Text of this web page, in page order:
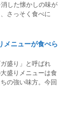
した懐かしの味が
さっそく食べに
メニューが食べら
盛り」と呼ばれ
盛りメニューは食
の強い味方。今回